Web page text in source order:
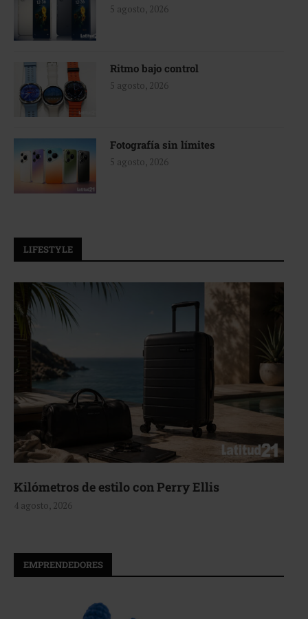
5 agosto, 2026
Ritmo bajo control
5 agosto, 2026
Fotografía sin límites
5 agosto, 2026
LIFESTYLE
Kilómetros de estilo con Perry Ellis
4 agosto, 2026
EMPRENDEDORES